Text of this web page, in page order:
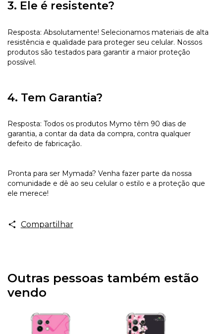
3. Ele é resistente?
Resposta: Absolutamente! Selecionamos materiais de alta
resistência e qualidade para proteger seu celular. Nossos
produtos são testados para garantir a maior proteção
possível.
4. Tem Garantia?
Resposta: Todos os produtos Mymo têm 90 dias de
garantia, a contar da data da compra, contra qualquer
defeito de fabricação.
Pronta para ser Mymada? Venha fazer parte da nossa
comunidade e dê ao seu celular o estilo e a proteção que
ele merece!
Compartilhar
Outras pessoas também estão
vendo